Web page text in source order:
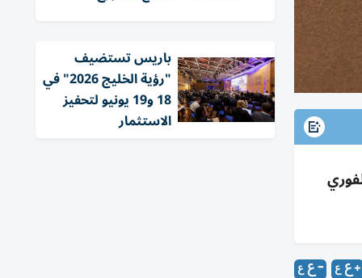
باريس تستضيف
"رؤية الخليج 2026" في
18 و19 يونيو لتحفيز
الاستثمار